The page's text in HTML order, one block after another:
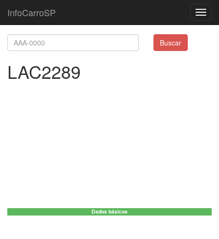
InfoCarroSP
Buscar
LAC2289
Dados básicos